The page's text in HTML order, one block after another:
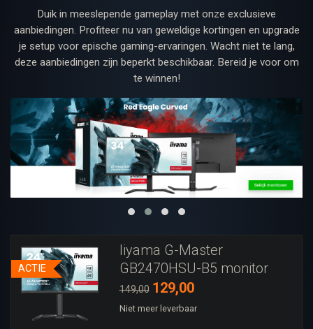
Duik in meeslepende gameplay met onze exclusieve
aanbiedingen. Profiteer nu van geweldige kortingen en upgrade
je setup voor epische gaming-ervaringen. Wacht niet te lang,
deze aanbiedingen zijn beperkt beschikbaar. Bereid je voor om
te winnen!
Iiyama G-Master
GB2470HSU-B5 monitor
149,00 129,00
Niet meer leverbaar
ACTIE